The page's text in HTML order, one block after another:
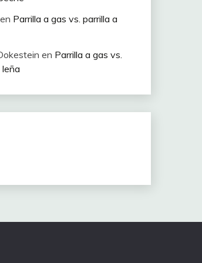
en Parrilla a gas vs. parrilla a
en Parrilla a gas vs.
leña